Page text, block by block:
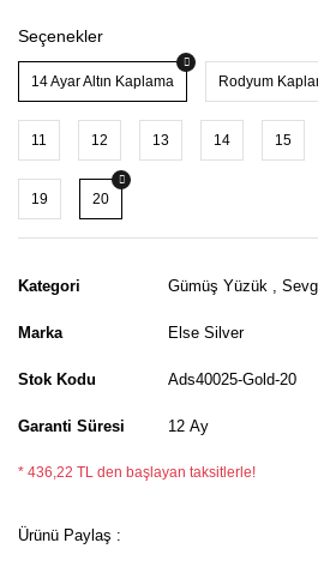
Seçenekler
14 Ayar Altın Kaplama Rodyum
11 12 13 14 15
19 20
Kategori Gümüş Yüzük ,
Marka Else Silver
Stok Kodu Ads40025-Gold-20
Garanti Süresi 12 Ay
* 436,22 TL den başlayan taksitlerle!
Ürünü Paylaş :